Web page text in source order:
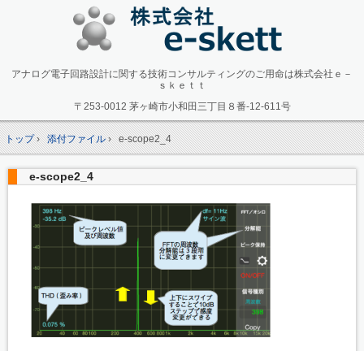
アナログ電子回路設計に関する技術コンサルティングのご用命は株式会社ｅ－
ｓｋｅｔｔ
〒253-0012 茅ヶ崎市小和田三丁目８番-12-611号
トップ› 添付ファイル› e-scope2_4
e-scope2_4